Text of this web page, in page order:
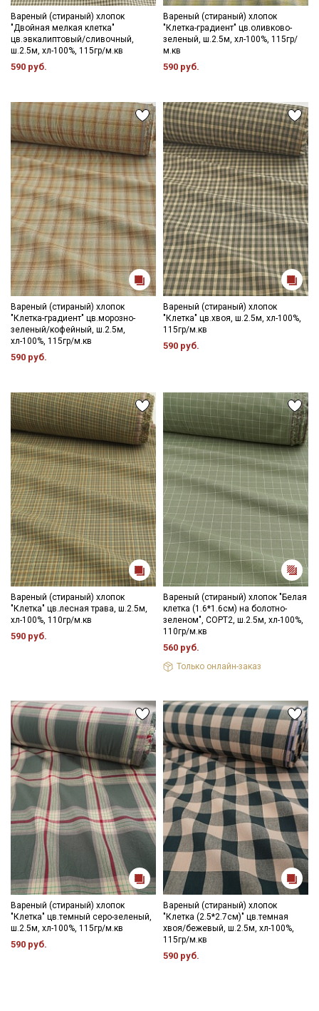
Вареный (стираный) хлопок
"Двойная мелкая клетка"
цв.эвкалиптовый/сливочный,
ш.2.5м, хл-100%, 115гр/м.кв
590 руб.
Вареный (стираный) хлопок
"Клетка-градиент" цв.оливково-
зеленый, ш.2.5м, хл-100%, 115гр/
м.кв
590 руб.
Вареный (стираный) хлопок
"Клетка-градиент" цв.морозно-
зеленый/кофейный, ш.2.5м,
хл-100%, 115гр/м.кв
590 руб.
Вареный (стираный) хлопок
"Клетка" цв.хвоя, ш.2.5м, хл-100%,
115гр/м.кв
590 руб.
Вареный (стираный) хлопок
"Клетка" цв.лесная трава, ш.2.5м,
хл-100%, 110гр/м.кв
590 руб.
Вареный (стираный) хлопок "Белая
клетка (1.6*1.6см) на болотно-
зеленом", СОРТ2, ш.2.5м, хл-100%,
110гр/м.кв
560 руб.
Только онлайн-заказ
Вареный (стираный) хлопок
"Клетка" цв.темный серо-зеленый,
ш.2.5м, хл-100%, 115гр/м.кв
590 руб.
Вареный (стираный) хлопок
"Клетка (2.5*2.7см)" цв.темная
хвоя/бежевый, ш.2.5м, хл-100%,
115гр/м.кв
590 руб.